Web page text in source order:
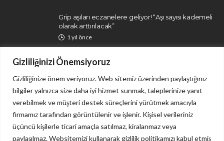
Gizliliğinizi Önemsiyoruz
Gizliliğinize önem veriyoruz. Web sitemiz üzerinden paylaştığınız
bilgiler yalnızca size daha iyi hizmet sunmak, taleplerinize yanıt
verebilmek ve müşteri destek süreçlerini yürütmek amacıyla
firmamız tarafından görüntülenir ve işlenir. Kişisel verileriniz
üçüncü kişilerle ticari amaçla satılmaz, kiralanmaz veya
paylaşılmaz. Websitemizi kullanarak gizlilik politikamızı kabul etmiş
Grip aşıları eczanelere geliyor! “Aşı sayısı kademeli
olarak arttırılacak”
1 yıl önce
İletişim Gizlilik Politikası